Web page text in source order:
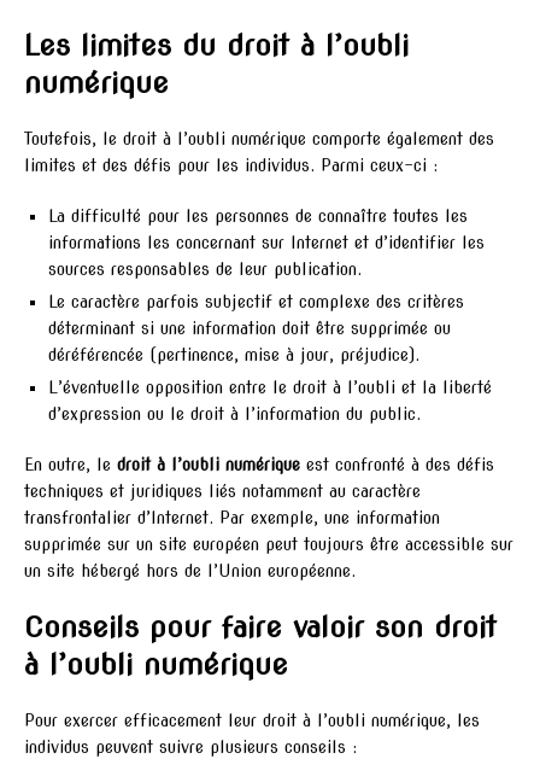
Les limites du droit à l’oubli
numérique
Toutefois, le droit à l’oubli numérique comporte également des
limites et des défis pour les individus. Parmi ceux-ci :
La difficulté pour les personnes de connaître toutes les
informations les concernant sur Internet et d’identifier les
sources responsables de leur publication.
Le caractère parfois subjectif et complexe des critères
déterminant si une information doit être supprimée ou
déréférencée (pertinence, mise à jour, préjudice).
L’éventuelle opposition entre le droit à l’oubli et la liberté
d’expression ou le droit à l’information du public.
En outre, le droit à l’oubli numérique est confronté à des défis
techniques et juridiques liés notamment au caractère
transfrontalier d’Internet. Par exemple, une information
supprimée sur un site européen peut toujours être accessible sur
un site hébergé hors de l’Union européenne.
Conseils pour faire valoir son droit
à l’oubli numérique
Pour exercer efficacement leur droit à l’oubli numérique, les
individus peuvent suivre plusieurs conseils :